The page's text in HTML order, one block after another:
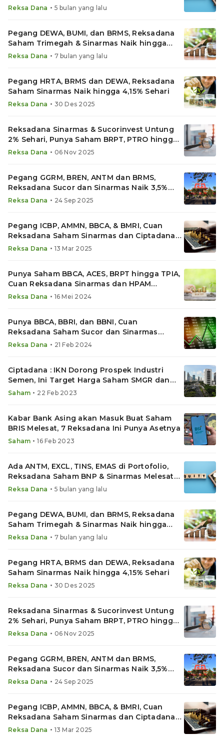
hingga 2% Sehari
Reksa Dana • 5 bulan yang lalu
Pegang DEWA, BUMI, dan BRMS, Reksadana
Saham Trimegah & Sinarmas Naik hingga
3,57% Sehari
Reksa Dana • 7 bulan yang lalu
Pegang HRTA, BRMS dan DEWA, Reksadana
Saham Sinarmas Naik hingga 4,15% Sehari
Reksa Dana • 30 Des 2025
Reksadana Sinarmas & Sucorinvest Untung
2% Sehari, Punya Saham BRPT, PTRO hingga
BRMS
Reksa Dana • 06 Nov 2025
Pegang GGRM, BREN, ANTM dan BRMS,
Reksadana Sucor dan Sinarmas Naik 3,5%
Sehari
Reksa Dana • 24 Sep 2025
Pegang ICBP, AMMN, BBCA, & BMRI, Cuan
Reksadana Saham Sinarmas dan Ciptadana
Melesat
Reksa Dana • 13 Mar 2025
Punya Saham BBCA, ACES, BRPT hingga TPIA,
Cuan Reksadana Sinarmas dan HPAM
Melesat
Reksa Dana • 16 Mei 2024
Punya BBCA, BBRI, dan BBNI, Cuan
Reksadana Saham Sucor dan Sinarmas
Melesat Saat IHSG Naik
Reksa Dana • 21 Feb 2024
Ciptadana : IKN Dorong Prospek Industri
Semen, Ini Target Harga Saham SMGR dan
INTP
Saham • 22 Feb 2023
Kabar Bank Asing akan Masuk Buat Saham
BRIS Melesat, 7 Reksadana Ini Punya Asetnya
Saham • 16 Feb 2023
Ada ANTM, EXCL, TINS, EMAS di Portofolio,
Reksadana Saham BNP & Sinarmas Melesat
hingga 2% Sehari
Reksa Dana • 5 bulan yang lalu
Pegang DEWA, BUMI, dan BRMS, Reksadana
Saham Trimegah & Sinarmas Naik hingga
3,57% Sehari
Reksa Dana • 7 bulan yang lalu
Pegang HRTA, BRMS dan DEWA, Reksadana
Saham Sinarmas Naik hingga 4,15% Sehari
Reksa Dana • 30 Des 2025
Reksadana Sinarmas & Sucorinvest Untung
2% Sehari, Punya Saham BRPT, PTRO hingga
BRMS
Reksa Dana • 06 Nov 2025
Pegang GGRM, BREN, ANTM dan BRMS,
Reksadana Sucor dan Sinarmas Naik 3,5%
Sehari
Reksa Dana • 24 Sep 2025
Pegang ICBP, AMMN, BBCA, & BMRI, Cuan
Reksadana Saham Sinarmas dan Ciptadana
Melesat
Reksa Dana • 13 Mar 2025